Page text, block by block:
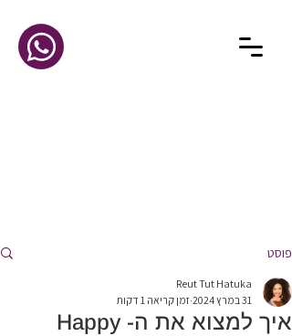
פוסט
איך למצוא את ה- Happy
Reut Tut Hatuka
31 במרץ 2024
זמן קריאה 1 דקות